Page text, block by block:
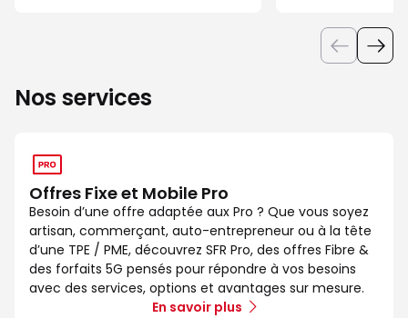
Nos services
Offres Fixe et Mobile Pro
Besoin d’une offre adaptée aux Pro ? Que vous soyez
artisan, commerçant, auto-entrepreneur ou à la tête
d’une TPE / PME, découvrez SFR Pro, des offres Fibre &
des forfaits 5G pensés pour répondre à vos besoins
avec des services, options et avantages sur mesure.
En savoir plus